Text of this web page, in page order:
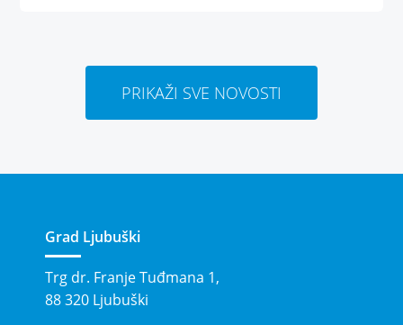
PRIKAŽI SVE NOVOSTI
Grad Ljubuški
Trg dr. Franje Tuđmana 1,
88 320 Ljubuški